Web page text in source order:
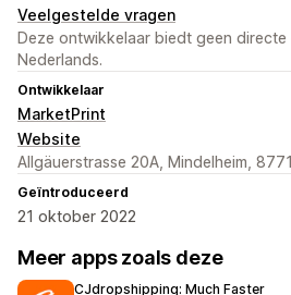
Veelgestelde vragen
Deze ontwikkelaar biedt geen
Nederlands.
Ontwikkelaar
MarketPrint
Website
Allgäuerstrasse 20A, Mindelheim,
Geïntroduceerd
21 oktober 2022
Meer apps zoals deze
CJdropshipping: Much Faster